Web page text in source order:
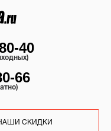
40
66
СКИДКИ